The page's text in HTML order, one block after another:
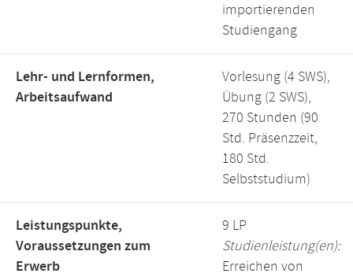
importierenden
Studiengang
Lehr- und Lernformen,
Arbeitsaufwand
Vorlesung (4 SWS),
Übung (2 SWS),
270 Stunden (90
Std. Präsenzzeit,
180 Std.
Selbststudium)
Leistungspunkte,
Voraussetzungen zum
Erwerb
9 LP
Studienleistung(en):
Erreichen von